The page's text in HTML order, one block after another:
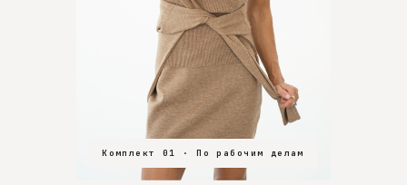
Комплект 01 · По рабочим делам
Комплект 02 · В зал
Комплект 03 · На особенный вечер